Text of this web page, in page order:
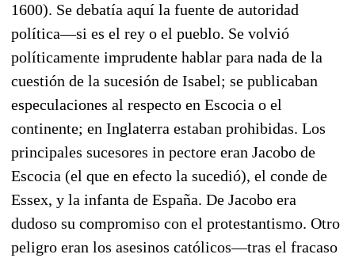
1600). Se debatía aquí la fuente de autoridad
política—si es el rey o el pueblo. Se volvió
políticamente imprudente hablar para nada de la
cuestión de la sucesión de Isabel; se publicaban
especulaciones al respecto en Escocia o el
continente; en Inglaterra estaban prohibidas. Los
principales sucesores in pectore eran Jacobo de
Escocia (el que en efecto la sucedió), el conde de
Essex, y la infanta de España. De Jacobo era
dudoso su compromiso con el protestantismo. Otro
peligro eran los asesinos católicos—tras el fracaso